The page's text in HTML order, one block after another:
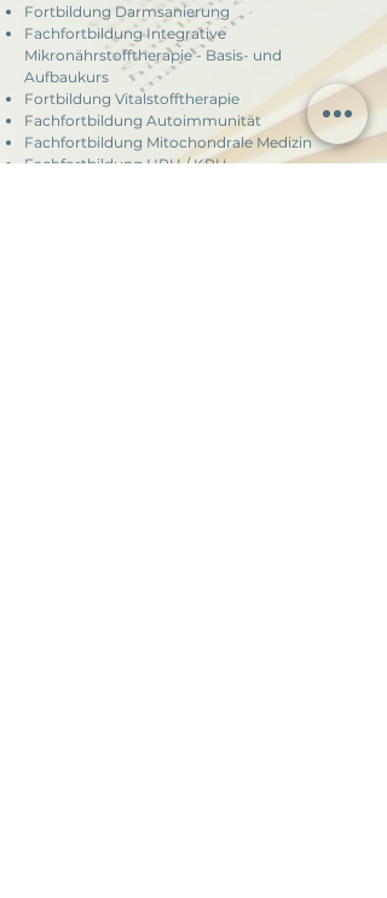
Fortbildung Darmsanierung
Fachfortbildung Integrative
Mikronährstofftherapie - Basis- und
Aufbaukurs
Fortbildung Vitalstofftherapie
Fachfortbildung Autoimmunität
Fachfortbildung Mitochondrale Medizin
Fachfortbildung HPU / KPU